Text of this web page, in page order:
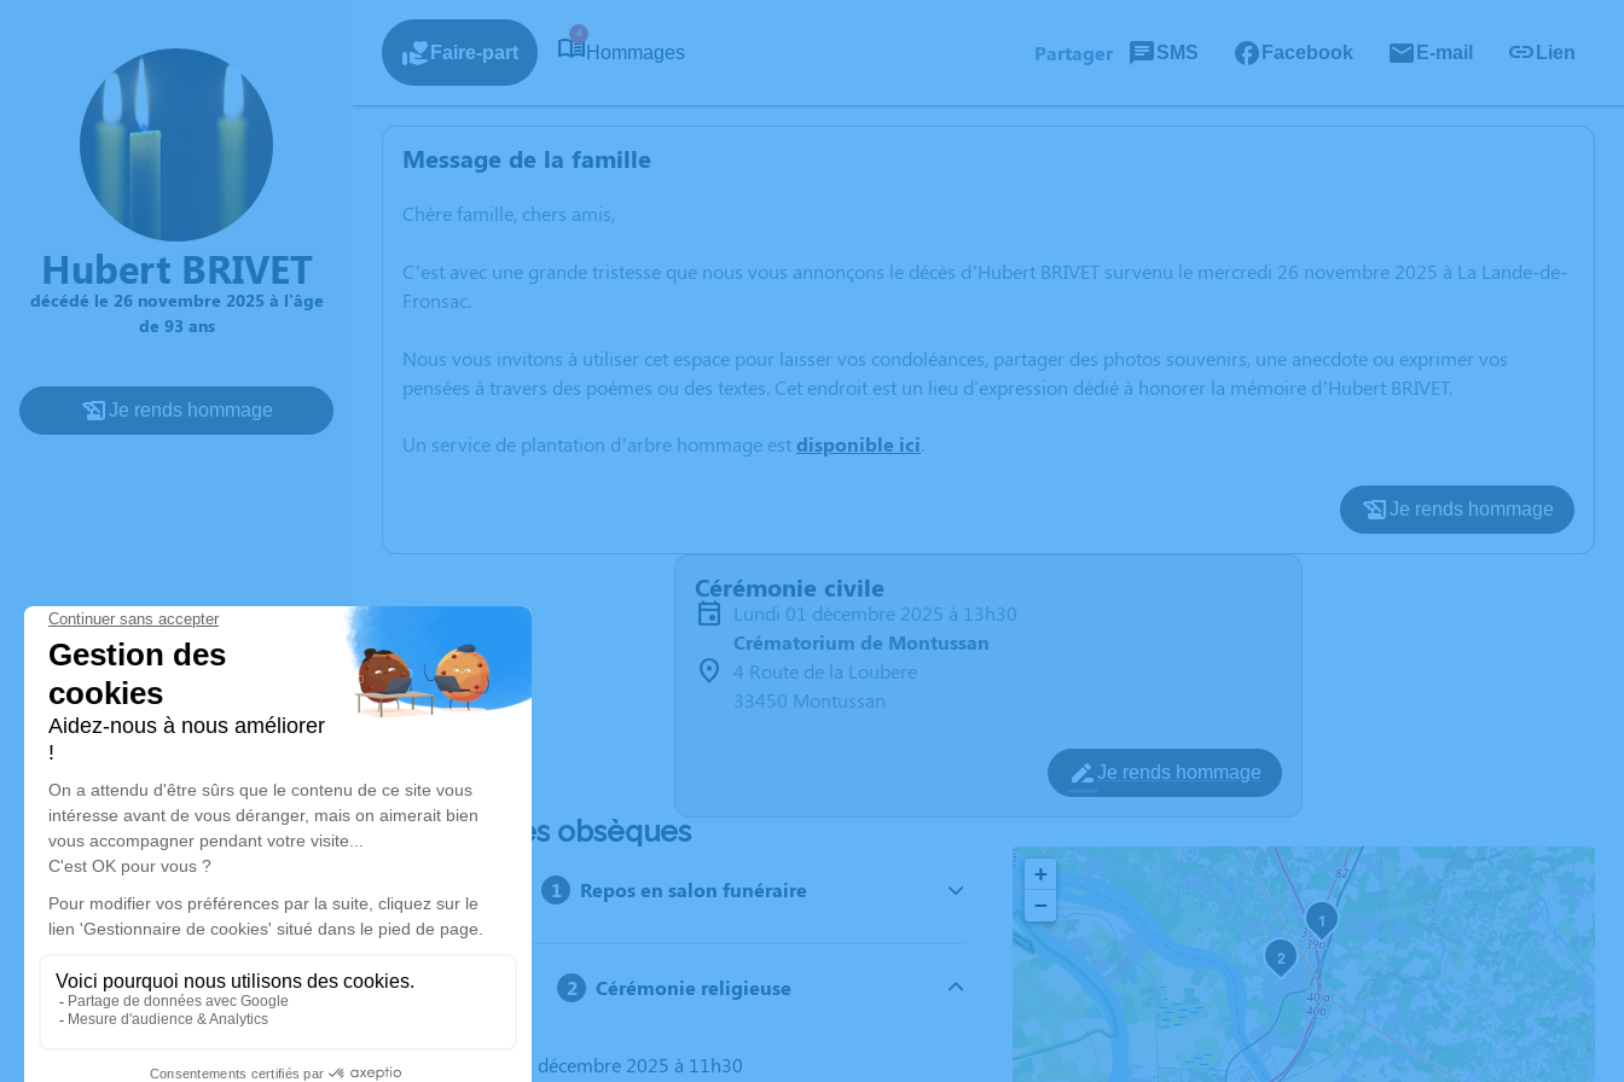
Hubert BRIVET
décédé le 26 novembre 2025 à l'âge
de 93 ans
Je rends hommage
Faire-part
4
Hommages Partager SMS Facebook E-mail Lien
Message de la famille
Chère famille, chers amis,
C’est avec une grande tristesse que nous vous annonçons le décès d’Hubert BRIVET survenu le mercredi 26 novembre 2025 à La Lande-de-
Fronsac.
Nous vous invitons à utiliser cet espace pour laisser vos condoléances, partager des photos souvenirs, une anecdote ou exprimer vos
pensées à travers des poèmes ou des textes. Cet endroit est un lieu d'expression dédié à honorer la mémoire d’Hubert BRIVET.
Un service de plantation d’arbre hommage est disponible ici.
Je rends hommage
Cérémonie civile
lundi 01 décembre 2025 à 13h30
Crématorium de Montussan
4 Route de la Loubere
33450 Montussan
Je rends hommage
Déroulé des obsèques
Repos en salon funéraire
Cérémonie religieuse
Le lundi 01 décembre 2025 à 11h30
1
2
+
−